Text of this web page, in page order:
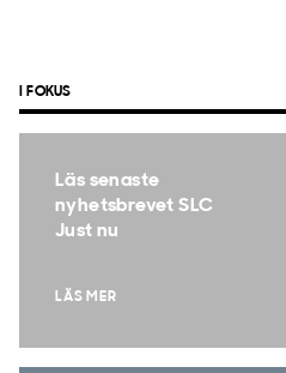
I FOKUS
Läs senaste
nyhetsbrevet SLC
Just nu
LÄS MER